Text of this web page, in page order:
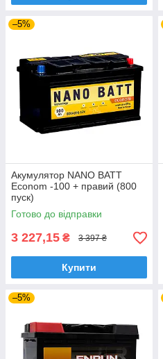
–5%
Акумулятор NANO BATT
Econom -100 + правий (800
пуск)
Готово до відправки
3 227,15 ₴ 3 397 ₴
Купити
–5%